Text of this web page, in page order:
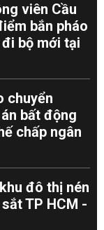
viên Cầu
bắn pháo
bộ mới tại
chuyển
bất động
chấp ngân
đô thị nén
TP HCM -